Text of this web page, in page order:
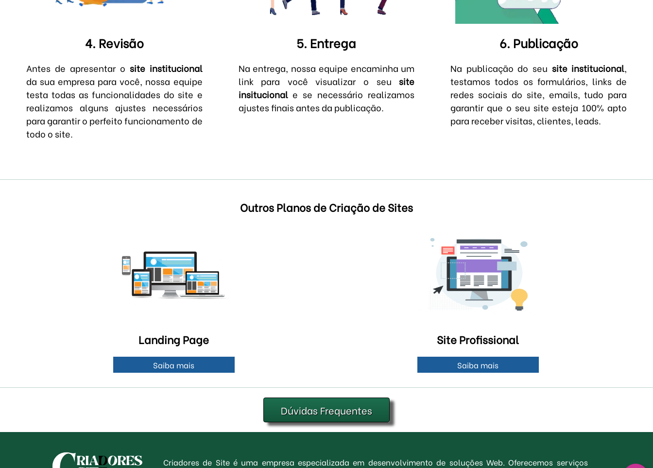
4. Revisão
Antes de apresentar o site institucional
da sua empresa para você, nossa equipe
testa todas as funcionalidades do site e
realizamos alguns ajustes necessários
para garantir o perfeito funcionamento de
todo o site.
5. Entrega
Na entrega, nossa equipe encaminha um
link para você visualizar o seusite
insitucionale se necessário realizamos
ajustes finais antes da publicação.
6. Publicação
Na publicação do seu site institucional,
testamos todos os formulários, links de
redes sociais do site, emails, tudo para
garantir que o seu site esteja 100% apto
para receber visitas, clientes, leads.
Outros Planos de Criação de Sites
Landing Page
Saiba mais
Site Profissional
Saiba mais
Dúvidas Frequentes
Criadores de Site é uma empresa especializada em desenvolvimento de soluções Web. Oferecemos serviços